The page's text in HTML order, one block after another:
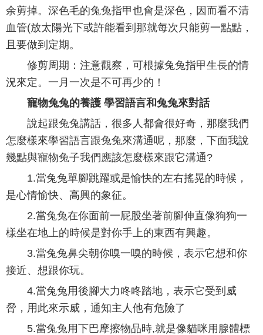
余剪掉。深色毛的兔兔指甲也會是深色，因而看不清
血管(放太陽光下或許能看到那就每次只能剪一點點，
且要做到定期。
修剪周期：注意觀察，可根據兔兔指甲生長的情
況來定。一月一次是不可再少的！
寵物兔兔的養護 學習語言和兔兔來對話
說起跟兔兔講話，很多人都會很好奇，那麼我們
怎麼樣來學習語言跟兔兔來溝通呢，那麼，下面我說
幾點與寵物兔子我們應該怎麼樣來跟它溝通?
1.當兔兔單腳跳躍或是愉快的左右搖晃的時候，
是心情愉快、高興的象征。
2.當兔兔在你面前一屁股坐著前腳伸直像狗狗一
樣坐在地上的時候是對你手上的東西有興趣。
3.當兔兔鼻尖朝你嗅一嗅的時候，表示它想和你
接近、想跟你玩。
4.當兔兔用後腳大力咚咚踏地，表示它受到威
脅，用此來示威，通知主人他有危險了
5.當兔兔用下巴摩擦物品時,就是像貓咪用腺體標